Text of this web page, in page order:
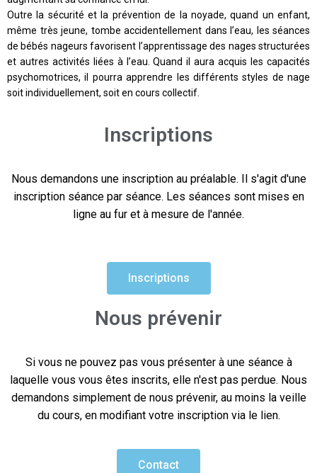
Outre la sécurité et la prévention de la noyade, quand un enfant,
même très jeune, tombe accidentellement dans l’eau, les séances
de bébés nageurs favorisent l’apprentissage des nages structurées
et autres activités liées à l’eau. Quand il aura acquis les capacités
psychomotrices, il pourra apprendre les différents styles de nage
soit individuellement, soit en cours collectif.
Inscriptions
Nous demandons une inscription au préalable. Il s'agit d'une
inscription séance par séance. Les séances sont mises en
ligne au fur et à mesure de l'année.
Inscriptions
Nous prévenir
Si vous ne pouvez pas vous présenter à une séance à
laquelle vous vous êtes inscrits, elle n'est pas perdue. Nous
demandons simplement de nous prévenir, au moins la veille
du cours, en modifiant votre inscription via le lien.
Contact